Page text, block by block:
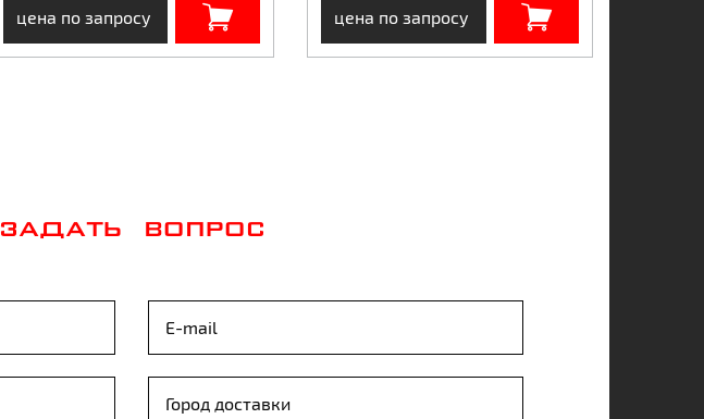
цена по запросу цена по запросу
ЗАДАТЬ ВОПРОС